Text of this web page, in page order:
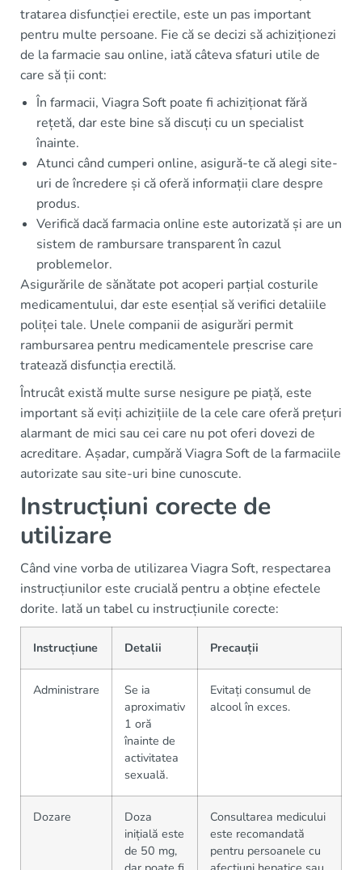
tratarea disfuncției erectile, este un pas important
pentru multe persoane. Fie că se decizi să achiziționezi
de la farmacie sau online, iată câteva sfaturi utile de
care să ții cont:
În farmacii, Viagra Soft poate fi achiziționat fără
rețetă, dar este bine să discuți cu un specialist
înainte.
Atunci când cumperi online, asigură-te că alegi site-
uri de încredere și că oferă informații clare despre
produs.
Verifică dacă farmacia online este autorizată și are un
sistem de rambursare transparent în cazul
problemelor.
Asigurările de sănătate pot acoperi parțial costurile
medicamentului, dar este esențial să verifici detaliile
poliței tale. Unele companii de asigurări permit
rambursarea pentru medicamentele prescrise care
tratează disfuncția erectilă.
Întrucât există multe surse nesigure pe piață, este
important să eviți achizițiile de la cele care oferă prețuri
alarmant de mici sau cei care nu pot oferi dovezi de
acreditare. Așadar, cumpără Viagra Soft de la farmaciile
autorizate sau site-uri bine cunoscute.
Instrucțiuni corecte de
utilizare
Când vine vorba de utilizarea Viagra Soft, respectarea
instrucțiunilor este crucială pentru a obține efectele
dorite. Iată un tabel cu instrucțiunile corecte:
Instrucțiune Detalii Precauții
Administrare
Se ia
aproximativ
1 oră
înainte de
activitatea
sexuală.
Evitați consumul de
alcool în exces.
Dozare
Doza
inițială este
de 50 mg,
Consultarea medicului
este recomandată
pentru persoanele cu